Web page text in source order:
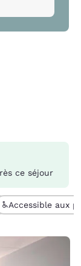
ce séjour
Accessible aux